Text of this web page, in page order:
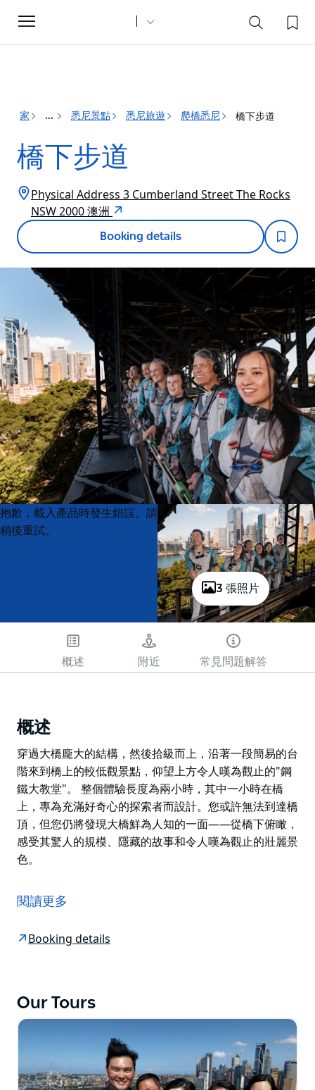
Toggle
navigation
家 ... 悉尼景點 悉尼旅遊 爬橋悉尼 橋下步道
橋下步道
Physical Address 3 Cumberland Street The Rocks
NSW 2000 澳洲
Booking details
3 張照片
Product
List
Product
List
抱歉，載入產品時發生錯誤。請
稍後重試。
概述 附近 常見問題解答
概述
穿過大橋龐大的結構，然後拾級而上，沿著一段簡易的台
階來到橋上的較低觀景點，仰望上方令人嘆為觀止的"鋼
鐵大教堂"。 整個體驗長度為兩小時，其中一小時在橋
上，專為充滿好奇心的探索者而設計。您或許無法到達橋
頂，但您仍將發現大橋鮮為人知的一面——從橋下俯瞰，
感受其驚人的規模、隱藏的故事和令人嘆為觀止的壯麗景
色。
階來到橋上的較低觀景點，仰望上方令人嘆為觀止的"鋼
鐵大教堂"。
整個體驗長度為兩小時，其中一小時在橋上，專為充滿好
閱讀更多
Booking details
Our Tours